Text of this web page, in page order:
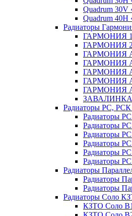
Quadrum
Quadrum
Радиаторы
ГАРМОНИЯ 1
ГАРМОНИЯ 2
ГАРМОНИЯ
ГАРМОНИЯ
ГАРМОНИЯ
ГАРМОНИЯ
ГАРМОНИЯ
Радиаторы РС,
Радиаторы РС
Радиаторы
Радиаторы
Радиаторы
Радиаторы
Радиаторы
Радиаторы
Радиаторы
Радиаторы
Радиаторы Соло
КЗТО Соло